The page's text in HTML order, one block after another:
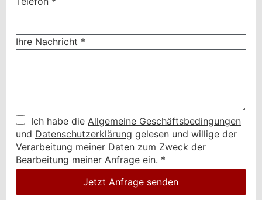
Ihre Nachricht *
Ich habe die Allgemeine Geschäftsbedingungen
und Datenschutzerklärung gelesen und willige der
Verarbeitung meiner Daten zum Zweck der
Bearbeitung meiner Anfrage ein. *
Jetzt Anfrage senden